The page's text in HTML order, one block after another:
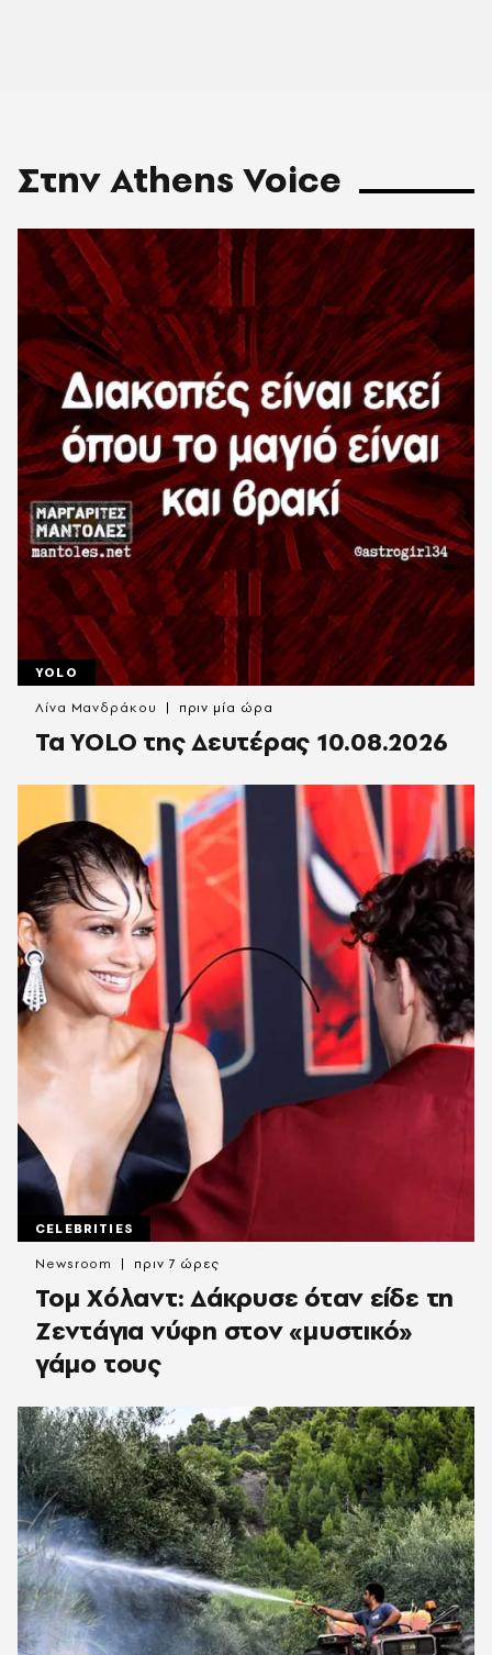
Στην Athens Voice
YOLO
Τα YOLO της Δευτέρας 10.08.2026
Λίνα Μανδράκου πριν μία ώρα
CELEBRITIES
Τομ Χόλαντ: Δάκρυσε όταν είδε τη
Ζεντάγια νύφη στον «μυστικό»
γάμο τους
Newsroom πριν 7 ώρες